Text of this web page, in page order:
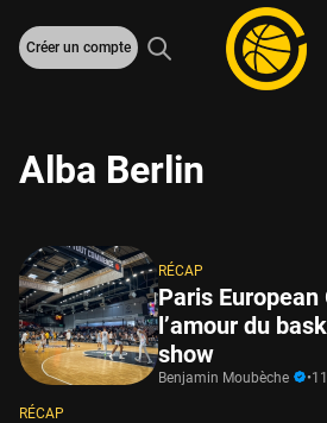
Créer un compte
Alba Berlin
RÉCAP
Paris European
l’amour du
show
Benjamin Moubèche •
RÉCAP